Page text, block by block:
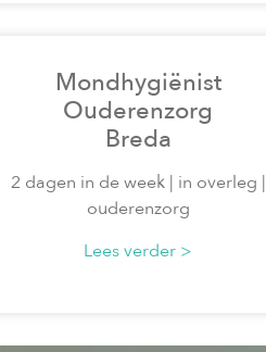
Mondhygiënist
Ouderenzorg
Breda
2 dagen in de week | in overleg |
ouderenzorg
Lees verder >